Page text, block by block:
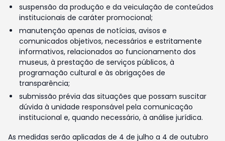
suspensão da produção e da veiculação de conteúdos
institucionais de caráter promocional;
manutenção apenas de notícias, avisos e
comunicados objetivos, necessários e estritamente
informativos, relacionados ao funcionamento dos
museus, à prestação de serviços públicos, à
programação cultural e às obrigações de
transparência;
submissão prévia das situações que possam suscitar
dúvida à unidade responsável pela comunicação
institucional e, quando necessário, à análise jurídica.
As medidas serão aplicadas de 4 de julho a 4 de outubro